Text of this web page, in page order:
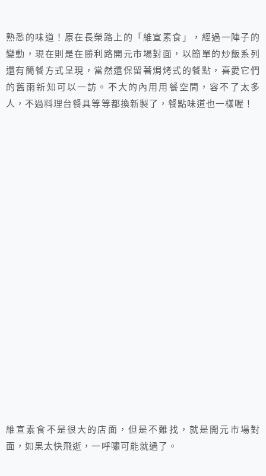
熟悉的味道！原在長榮路上的「維宣素食」，經過一陣子的
變動，現在則是在勝利路開元市場對面，以簡單的炒飯系列
還有簡餐方式呈現，當然還保留著焗烤式的餐點，喜愛它們
的舊雨新知可以一訪。不大的內用用餐空間，容不了太多
人，不過料理台餐具等等都換新製了，餐點味道也一樣喔！
維宣素食不是很大的店面，但是不難找，就是開元市場對
面，如果太快飛逝，一呼嘯可能就過了。